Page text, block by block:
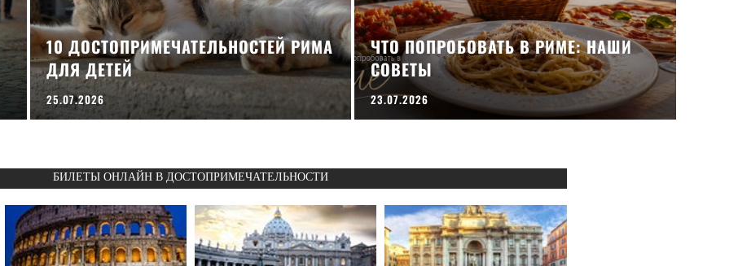
10 ДОСТОПРИМЕЧАТЕЛЬНОСТЕЙ РИМА
ДЛЯ ДЕТЕЙ
25.07.2026
ЧТО ПОПРОБОВАТЬ В РИМЕ: НАШИ
СОВЕТЫ
23.07.2026
БИЛЕТЫ ОНЛАЙН В ДОСТОПРИМЕЧАТЕЛЬНОСТИ